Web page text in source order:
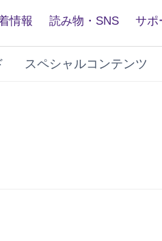
情報 読み物・SNS サポ
スペシャルコンテンツ